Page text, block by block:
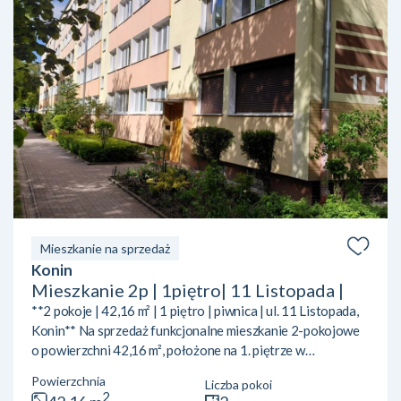
Mieszkanie na sprzedaż
Konin
Mieszkanie 2p | 1piętro| 11 Listopada |
**2 pokoje | 42,16 m² | 1 piętro | piwnica | ul. 11 Listopada,
Konin** Na sprzedaż funkcjonalne mieszkanie 2-pokojowe
o powierzchni 42,16 m², położone na 1. piętrze w
mieszkania:** * 2 ustawne pokoje* osobna kuchnia* łazienka
Powierzchnia
2
Liczba pokoi